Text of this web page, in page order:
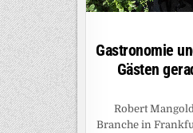
Gastronomie
Gästen
Robert
Branche in